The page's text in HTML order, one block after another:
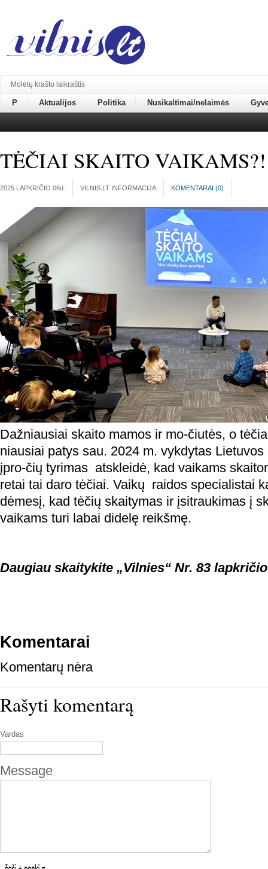
Molėtų krašto laikraštis
P Aktualijos Politika Nusikaltimai/nelaimės
TĖČIAI SKAITO VAIKAMS?!
2025 LAPKRIČIO 06d. VILNIS.LT INFORMACIJA KOMENTARAI (0)
Dažniausiai skaito mamos ir mo-čiutės, o
niausiai patys sau. 2024 m. vykdytas
įpro-čių tyrimas atskleidė, kad vaikams
retai tai daro tėčiai. Vaikų raidos specialistai
dėmesį, kad tėčių skaitymas ir įsitraukimas į
vaikams turi labai didelę reikšmę.
Daugiau skaitykite „Vilnies“ Nr. 83
Komentarai
Komentarų nėra
Rašyti komentarą
Vardas
Message